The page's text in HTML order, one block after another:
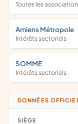
Toutes les
Amiens Métropole
Intérêts sectoriels
SOMME
Intérêts sectoriels
DONNÉES
SIÈGE